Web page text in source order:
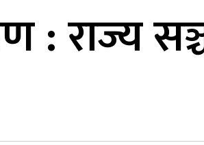
: राज्य